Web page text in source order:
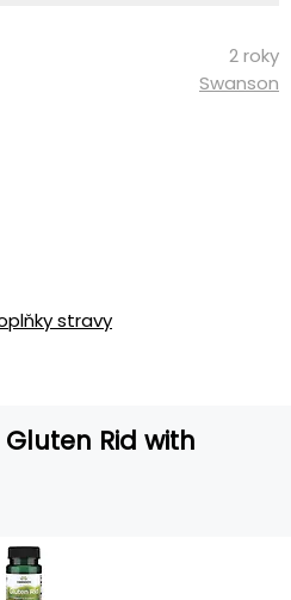
2 roky
Swanson
stravy
Rid with